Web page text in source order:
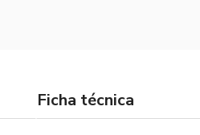
Ficha técnica